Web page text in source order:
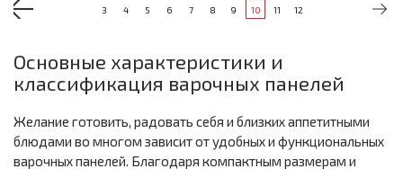
3 4 5 6 7 8 9 10 11 12
Основные характеристики и
классификация варочных панелей
Желание готовить, радовать себя и близких аппетитными
блюдами во многом зависит от удобных и функциональных
варочных панелей. Благодаря компактным размерам и